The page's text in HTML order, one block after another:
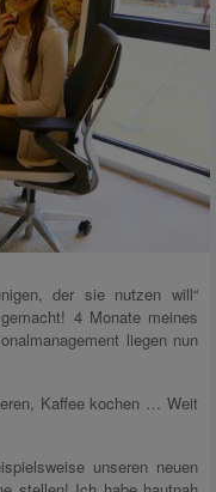
der sie nutzen will“
4 Monate meines
liegen nun
Kaffee kochen … Weit
unseren neuen